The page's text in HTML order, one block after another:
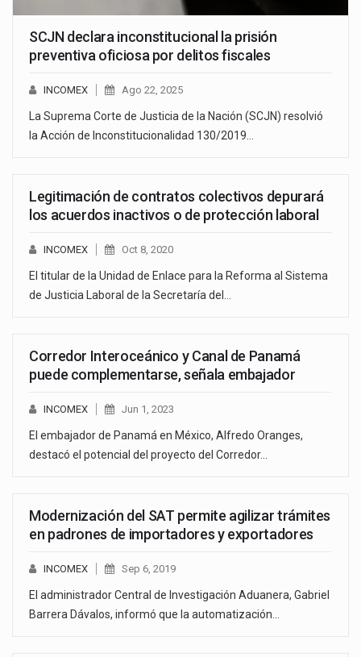
SCJN declara inconstitucional la prisión
preventiva oficiosa por delitos fiscales
INCOMEX Ago 22, 2025
La Suprema Corte de Justicia de la Nación (SCJN) resolvió
la Acción de Inconstitucionalidad 130/2019…
Legitimación de contratos colectivos depurará
los acuerdos inactivos o de protección laboral
INCOMEX Oct 8, 2020
El titular de la Unidad de Enlace para la Reforma al Sistema
de Justicia Laboral de la Secretaría del…
Corredor Interoceánico y Canal de Panamá
puede complementarse, señala embajador
INCOMEX Jun 1, 2023
El embajador de Panamá en México, Alfredo Oranges,
destacó el potencial del proyecto del Corredor…
Modernización del SAT permite agilizar trámites
en padrones de importadores y exportadores
INCOMEX Sep 6, 2019
El administrador Central de Investigación Aduanera, Gabriel
Barrera Dávalos, informó que la automatización…